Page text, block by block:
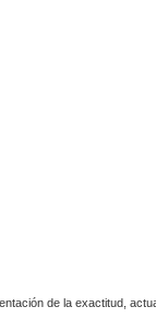
de la exactitud,